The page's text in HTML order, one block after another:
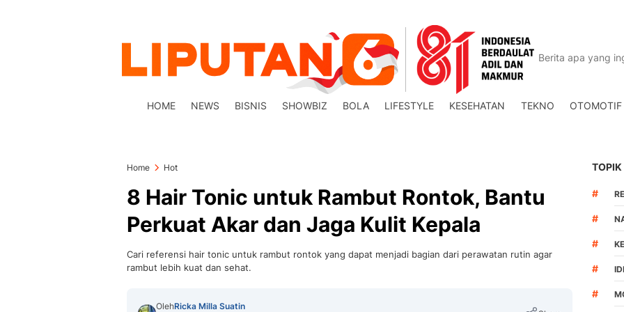
HOME NEWS BISNIS SHOWBIZ BOLA LIFESTYLE KESEHATAN TEKNO OTOMOTIF
Home Hot
8 Hair Tonic untuk Rambut Rontok, Bantu
Perkuat Akar dan Jaga Kulit Kepala
Cari referensi hair tonic untuk rambut rontok yang dapat menjadi bagian dari perawatan rutin agar
rambut lebih kuat dan sehat.
OlehRicka Milla Suatin
TOPIK
#
#
#
#
#